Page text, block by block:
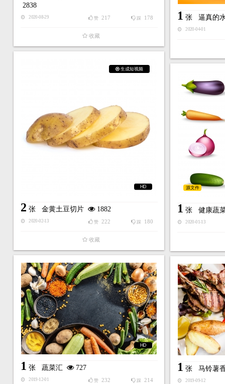
2838
2020-08-29 踩 178
赞 217
收藏
1 张 逼真的
2020-04-01
生成短视频
HD
2 张 金黄土豆切片 1882
2020-02-13 踩 180
赞 222
收藏
源文件
1 张 健康蔬
2020-01-13
HD
1 张 蔬菜汇 727
2019-12-01 踩 214
赞 232
1 张 马铃薯
2019-09-12